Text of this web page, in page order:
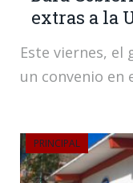
extras a la
Este viernes, el
un convenio en
PRINCIPAL